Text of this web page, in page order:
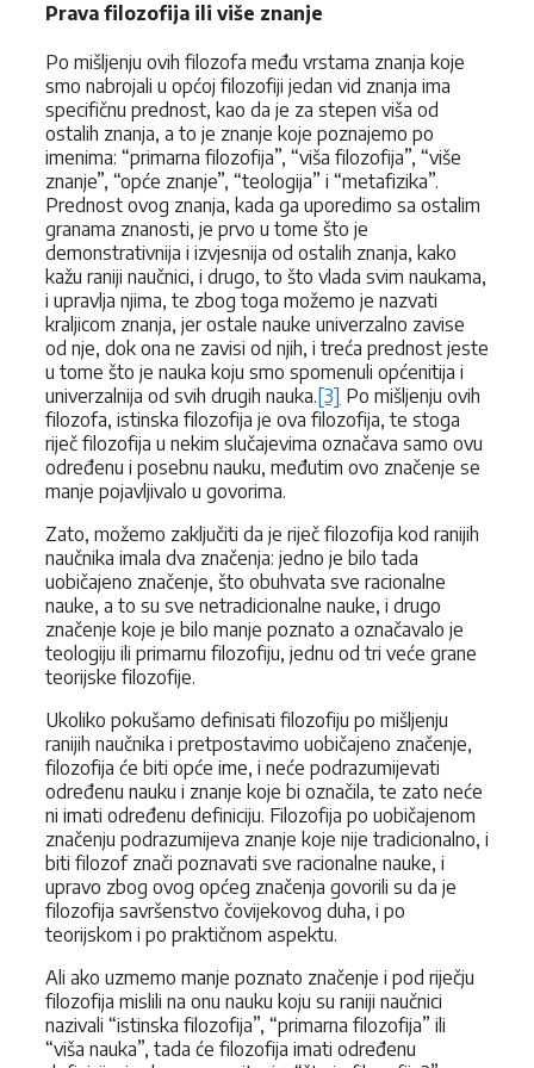
Prava filozofija ili više znanje
Po mišljenju ovih filozofa među vrstama znanja koje
smo nabrojali u općoj filozofiji jedan vid znanja ima
specifičnu prednost, kao da je za stepen viša od
ostalih znanja, a to je znanje koje poznajemo po
imenima: “primarna filozofija”, “viša filozofija”, “više
znanje”, “opće znanje”, “teologija” i “metafizika”.
Prednost ovog znanja, kada ga uporedimo sa ostalim
granama znanosti, je prvo u tome što je
demonstrativnija i izvjesnija od ostalih znanja, kako
kažu raniji naučnici, i drugo, to što vlada svim naukama,
i upravlja njima, te zbog toga možemo je nazvati
kraljicom znanja, jer ostale nauke univerzalno zavise
od nje, dok ona ne zavisi od njih, i treća prednost jeste
u tome što je nauka koju smo spomenuli općenitija i
univerzalnija od svih drugih nauka.[3] Po mišljenju ovih
filozofa, istinska filozofija je ova filozofija, te stoga
riječ filozofija u nekim slučajevima označava samo ovu
određenu i posebnu nauku, međutim ovo značenje se
manje pojavljivalo u govorima.
Zato, možemo zaključiti da je riječ filozofija kod ranijih
naučnika imala dva značenja: jedno je bilo tada
uobičajeno značenje, što obuhvata sve racionalne
nauke, a to su sve netradicionalne nauke, i drugo
značenje koje je bilo manje poznato a označavalo je
teologiju ili primarnu filozofiju, jednu od tri veće grane
teorijske filozofije.
Ukoliko pokušamo definisati filozofiju po mišljenju
ranijih naučnika i pretpostavimo uobičajeno značenje,
filozofija će biti opće ime, i neće podrazumijevati
određenu nauku i znanje koje bi označila, te zato neće
ni imati određenu definiciju. Filozofija po uobičajenom
značenju podrazumijeva znanje koje nije tradicionalno, i
biti filozof znači poznavati sve racionalne nauke, i
upravo zbog ovog općeg značenja govorili su da je
filozofija savršenstvo čovijekovog duha, i po
teorijskom i po praktičnom aspektu.
Ali ako uzmemo manje poznato značenje i pod riječju
filozofija mislili na onu nauku koju su raniji naučnici
nazivali “istinska filozofija”, “primarna filozofija” ili
“viša nauka”, tada će filozofija imati određenu